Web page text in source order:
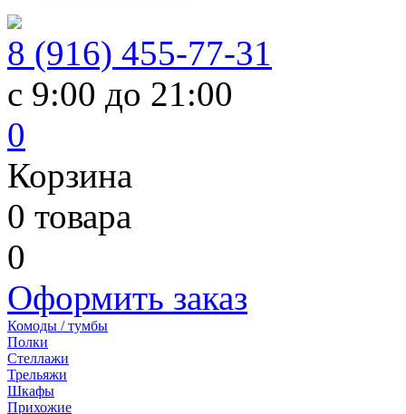
8 (916) 455-77-31
c 9:00 до 21:00
0
Корзина
0 товара
0
Оформить заказ
Комоды / тумбы
Полки
Стеллажи
Трельяжи
Шкафы
Прихожие